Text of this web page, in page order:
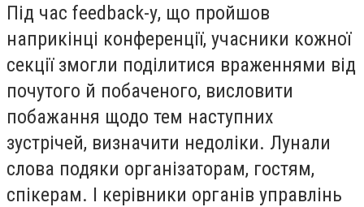
Під час feedback-у, що пройшов
наприкінці конференції, учасники кожної
секції змогли поділитися враженнями від
почутого й побаченого, висловити
побажання щодо тем наступних
зустрічей, визначити недоліки. Лунали
слова подяки організаторам, гостям,
спікерам. І керівники органів управлінь